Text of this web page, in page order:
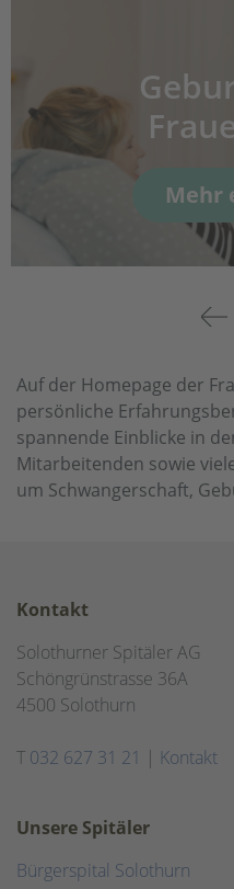
Mehr
Auf der Homepage der
persönliche
spannende Einblicke in
Mitarbeitenden sowie
um Schwangerschaft,
Kontakt
Solothurner Spitäler AG
Schöngrünstrasse 36A
4500 Solothurn
T 032 627 31 21 | Kontakt
Unsere Spitäler
Bürgerspital Solothurn